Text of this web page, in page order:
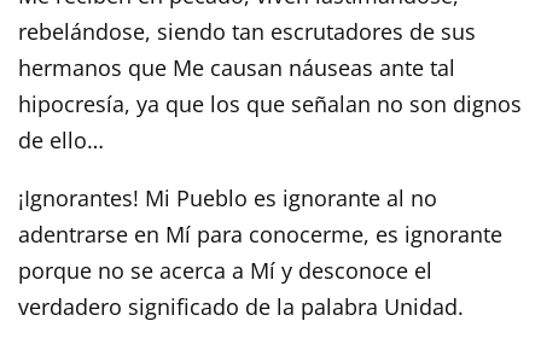
rebelándose, siendo tan escrutadores de sus
hermanos que Me causan náuseas ante tal
hipocresía, ya que los que señalan no son dignos
de ello…
¡Ignorantes! Mi Pueblo es ignorante al no
adentrarse en Mí para conocerme, es ignorante
porque no se acerca a Mí y desconoce el
verdadero significado de la palabra Unidad.